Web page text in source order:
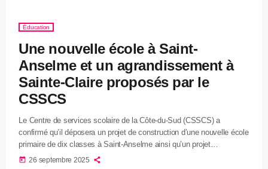
Éducation
Une nouvelle école à Saint-
Anselme et un agrandissement à
Sainte-Claire proposés par le
CSSCS
Le Centre de services scolaire de la Côte-du-Sud (CSSCS) a
confirmé qu’il déposera un projet de construction d’une nouvelle école
primaire de dix classes à Saint-Anselme ainsi qu’un projet
d’agrandissement de l’école Morissette à Sainte-Claire. La directrice
today 26 septembre 2025